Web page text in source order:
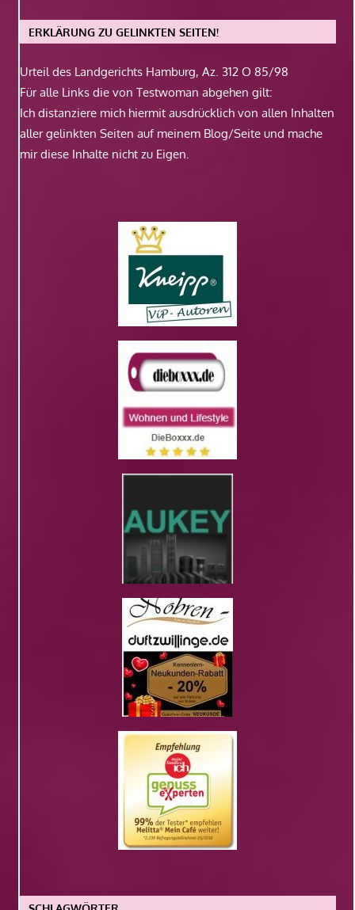
ERKLÄRUNG ZU GELINKTEN SEITEN!
Urteil des Landgerichts Hamburg, Az. 312 O 85/98
Für alle Links die von Testwoman abgehen gilt:
Ich distanziere mich hiermit ausdrücklich von allen Inhalten
aller gelinkten Seiten auf meinem Blog/Seite und mache
mir diese Inhalte nicht zu Eigen.